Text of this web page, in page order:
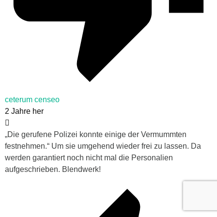
ceterum censeo
2 Jahre her
„Die gerufene Polizei konnte einige der Vermummten
festnehmen.“ Um sie umgehend wieder frei zu lassen. Da
werden garantiert noch nicht mal die Personalien
aufgeschrieben. Blendwerk!